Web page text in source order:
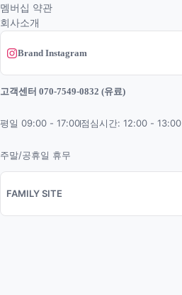
멤버십 약관
회사소개
Brand Instagram
고객센터 070-7549-0832 (유료)
평일 09:00 - 17:00점심시간: 12:00 - 13:00
주말/공휴일 휴무
FAMILY SITE